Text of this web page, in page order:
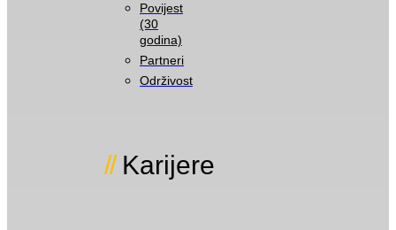
Povijest
(30
godina)
Partneri
Održivost
Karijere